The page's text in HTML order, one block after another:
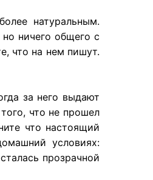
натуральным.
ничего общего с
что на нем пишут.
за него выдают
что не прошел
что настоящий
условиях:
прозрачной